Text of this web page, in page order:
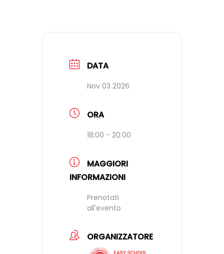
DATA
Nov 03 2026
ORA
18:00 - 20:00
MAGGIORI
INFORMAZIONI
Prenotati
all'evento
ORGANIZZATORE